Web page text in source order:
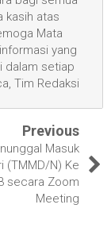
kasih atas
Mata
yang
dalam setiap
Tim Redaksi
Previous
Masuk
(TMMD/N) Ke
secara Zoom
Meeting